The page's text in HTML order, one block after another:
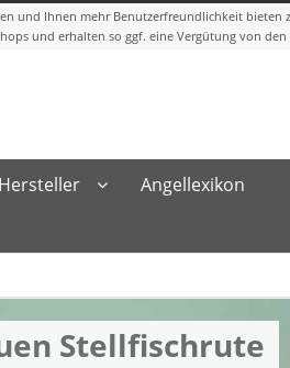
Hersteller Angellexikon
Stellfischrute